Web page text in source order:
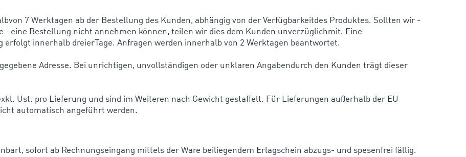
7 Werktagen ab der Bestellung des Kunden, abhängig von der Verfügbarkeitdes Produktes. Sollten wir -
–eine Bestellung nicht annehmen können, teilen wir dies dem Kunden unverzüglichmit. Eine
innerhalb dreierTage. Anfragen werden innerhalb von 2 Werktagen beantwortet.
Adresse. Bei unrichtigen, unvollständigen oder unklaren Angabendurch den Kunden trägt dieser
Ust. pro Lieferung und sind im Weiteren nach Gewicht gestaffelt. Für Lieferungen außerhalb der EU
automatisch angeführt werden.
sofort ab Rechnungseingang mittels der Ware beiliegendem Erlagschein abzugs- und spesenfrei fällig.